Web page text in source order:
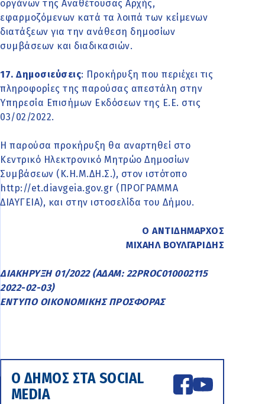
οργάνων της Αναθέτουσας Αρχής,
εφαρμοζόμενων κατά τα λοιπά των κείμενων
διατάξεων για την ανάθεση δημοσίων
συμβάσεων και διαδικασιών.
17. Δημοσιεύσεις: Προκήρυξη που περιέχει τις
πληροφορίες της παρούσας απεστάλη στην
Υπηρεσία Επισήμων Εκδόσεων της Ε.Ε. στις
03/02/2022.
Η παρούσα προκήρυξη θα αναρτηθεί στο
Κεντρικό Ηλεκτρονικό Μητρώο Δημοσίων
Συμβάσεων (Κ.Η.Μ.ΔΗ.Σ.), στον ιστότοπο
http://et.diavgeia.gov.gr (ΠΡΟΓΡΑΜΜΑ
ΔΙΑΥΓΕΙΑ), και στην ιστοσελίδα του Δήμου.
Ο ΑΝΤΙΔΗΜΑΡΧΟΣ
ΜΙΧΑΗΛ ΒΟΥΛΓΑΡΙΔΗΣ
ΔΙΑΚΗΡΥΞΗ 01/2022 (ΑΔΑΜ: 22PROC010002115
2022-02-03)
ΕΝΤΥΠΟ ΟΙΚΟΝΟΜΙΚΗΣ ΠΡΟΣΦΟΡΑΣ
Ο ΔΗΜΟΣ ΣΤΑ SOCIAL
MEDIA